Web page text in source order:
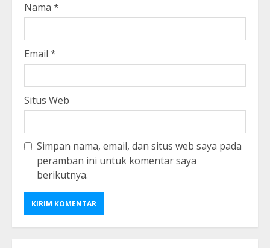
Nama *
Email *
Situs Web
Simpan nama, email, dan situs web saya pada
peramban ini untuk komentar saya
berikutnya.